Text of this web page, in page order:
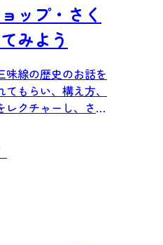
ップ・さく
みよう
味線の歴史のお話を
もらい、構え方、
クチャーし、さく